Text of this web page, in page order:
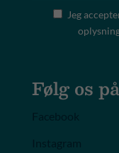
Jeg
Følg os